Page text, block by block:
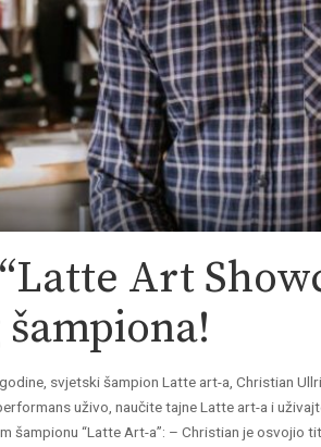
Art
svjetski šampion Latte art-a, Christian
uživo, naučite tajne Latte art-a i
šampionu “Latte Art-a”: – Christian je osvojio